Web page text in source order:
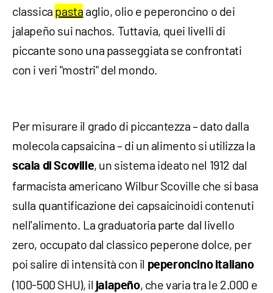
classica pasta aglio, olio e peperoncino o dei
jalapeño sui nachos. Tuttavia, quei livelli di
piccante sono una passeggiata se confrontati
con i veri "mostri" del mondo.
Per misurare il grado di piccantezza – dato dalla
molecola capsaicina – di un alimento si utilizza la
scala di Scoville, un sistema ideato nel 1912 dal
farmacista americano Wilbur Scoville che si basa
sulla quantificazione dei capsaicinoidi contenuti
nell'alimento. La graduatoria parte dal livello
zero, occupato dal classico peperone dolce, per
poi salire di intensità con il peperoncino italiano
(100-500 SHU), il jalapeño, che varia tra le 2.000 e